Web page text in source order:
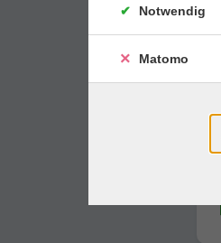
Notwendig
Matomo